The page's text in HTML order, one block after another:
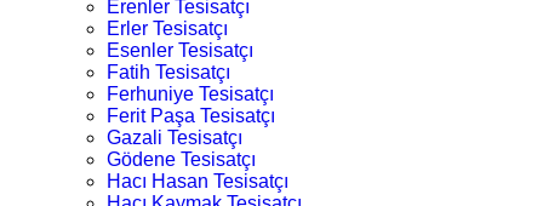
Erenler Tesisatçı
Erler Tesisatçı
Esenler Tesisatçı
Fatih Tesisatçı
Ferhuniye Tesisatçı
Ferit Paşa Tesisatçı
Gazali Tesisatçı
Gödene Tesisatçı
Hacı Hasan Tesisatçı